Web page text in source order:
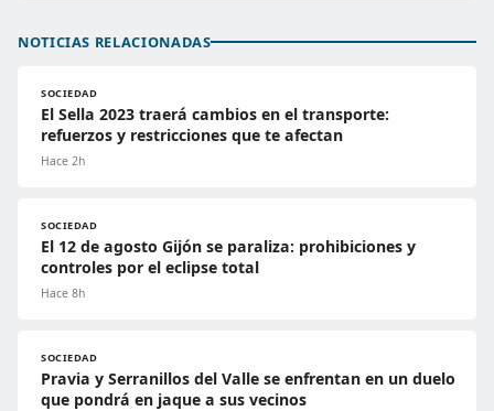
NOTICIAS RELACIONADAS
SOCIEDAD
El Sella 2023 traerá cambios en el transporte:
refuerzos y restricciones que te afectan
Hace 2h
SOCIEDAD
El 12 de agosto Gijón se paraliza: prohibiciones y
controles por el eclipse total
Hace 8h
SOCIEDAD
Pravia y Serranillos del Valle se enfrentan en un duelo
que pondrá en jaque a sus vecinos